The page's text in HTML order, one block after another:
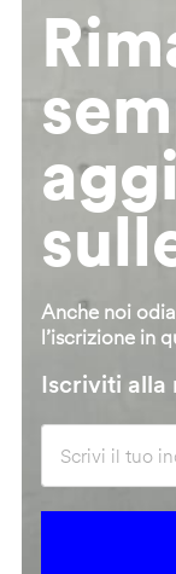
Anche noi
l’iscrizione in
Iscriviti alla